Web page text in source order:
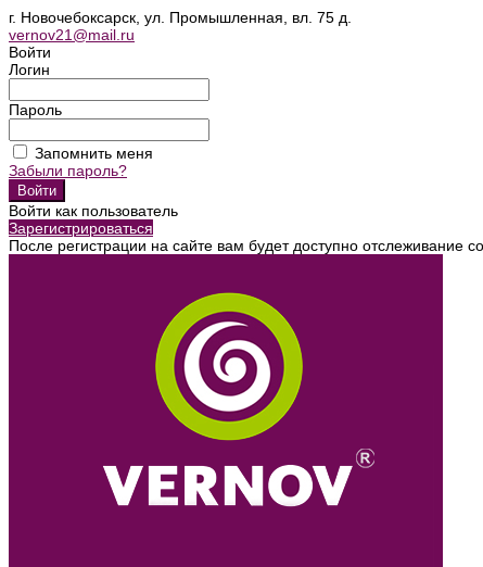
г. Новочебоксарск, ул. Промышленная, вл. 75 д.
vernov21@mail.ru
Войти
Логин
Пароль
Запомнить меня
Забыли пароль?
Войти как пользователь
Зарегистрироваться
После регистрации на сайте вам будет доступно отслеживание